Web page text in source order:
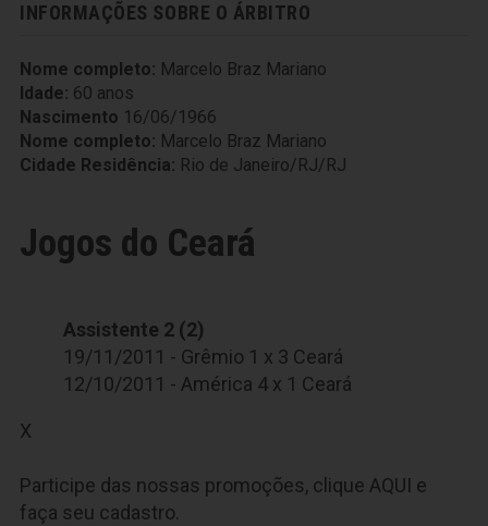
INFORMAÇÕES SOBRE O ÁRBITRO
Nome completo: Marcelo Braz Mariano
Idade: 60 anos
Nascimento 16/06/1966
Nome completo: Marcelo Braz Mariano
Cidade Residência: Rio de Janeiro/RJ/RJ
Jogos do Ceará
Assistente 2 (2)
19/11/2011 - Grêmio 1 x 3 Ceará
12/10/2011 - América 4 x 1 Ceará
X
Participe das nossas promoções, clique AQUI e
faça seu cadastro.